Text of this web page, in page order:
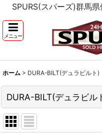
SPURS(スパーズ)群馬
メニュー
ホーム > DURA-BILT(デュラビルト)
DURA-BILT(デュラビル